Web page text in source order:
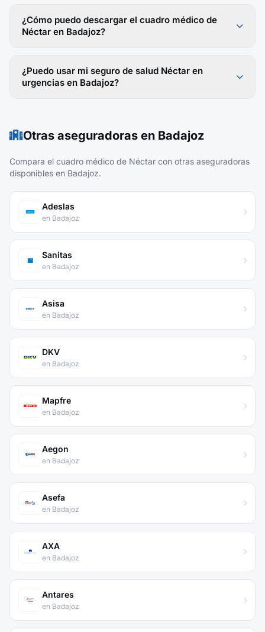
¿Cómo puedo descargar el cuadro médico de
Néctar en Badajoz?
¿Puedo usar mi seguro de salud Néctar en
urgencias en Badajoz?
Otras aseguradoras en Badajoz
Compara el cuadro médico de Néctar con otras aseguradoras
disponibles en Badajoz.
Adeslas
en Badajoz
Sanitas
en Badajoz
Asisa
en Badajoz
DKV
en Badajoz
Mapfre
en Badajoz
Aegon
en Badajoz
Asefa
en Badajoz
AXA
en Badajoz
Antares
en Badajoz